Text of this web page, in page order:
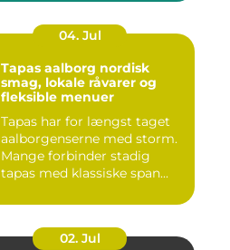
04. Jul
Tapas aalborg nordisk
smag, lokale råvarer og
fleksible menuer
Tapas har for længst taget
aalborgenserne med storm.
Mange forbinder stadig
tapas med klassiske span...
02. Jul